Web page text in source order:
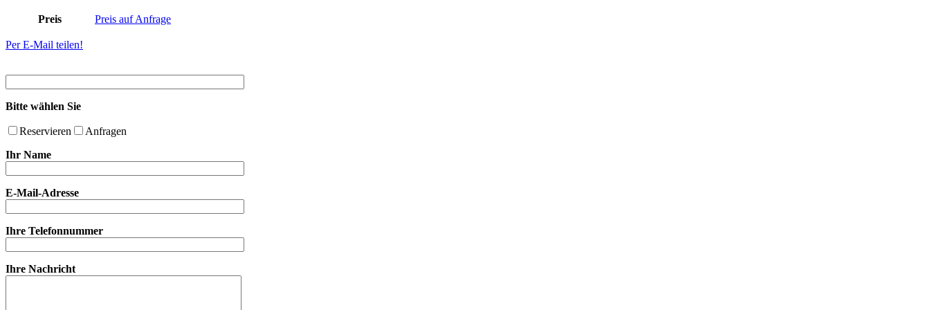
Preis Preis auf Anfrage
Per E-Mail teilen!
Bitte wählen Sie
Reservieren
Anfragen
Ihr Name
E-Mail-Adresse
Ihre Telefonnummer
Ihre Nachricht